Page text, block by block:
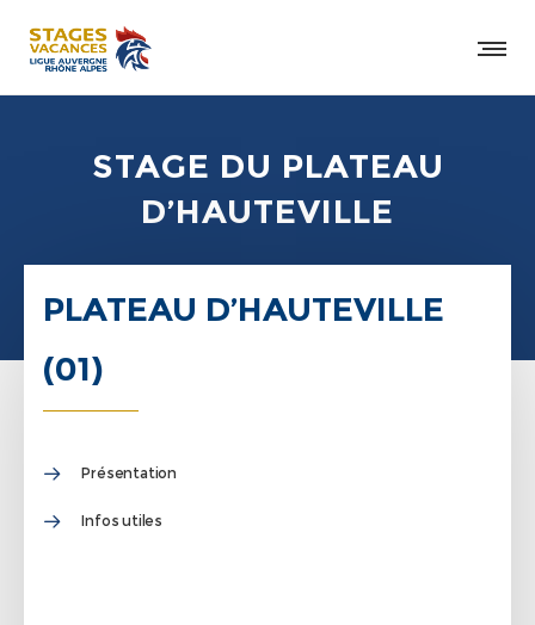
STAGE DU PLATEAU
D’HAUTEVILLE
PLATEAU D’HAUTEVILLE
(01)
Présentation
Infos utiles